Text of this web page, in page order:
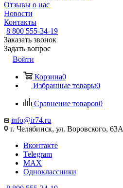
Отзывы о нас
Новости
Контакты
8 800 555-34-19
Заказать звонок
Задать вопрос
Войти
Корзина0
Избранные товары0
Сравнение товаров0
info@ir74.ru
г. Челябинск, ул. Воровского, 63А
Вконтакте
Telegram
MAX
Одноклассники